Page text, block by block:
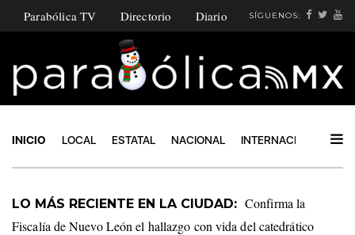
Parabólica TV Directorio Diario SÍGUENOS:
INICIO LOCAL ESTATAL NACIONAL INTERNACIONAL
LO MÁS RECIENTE EN LA CIUDAD: Confirma la
Fiscalía de Nuevo León el hallazgo con vida del catedrático